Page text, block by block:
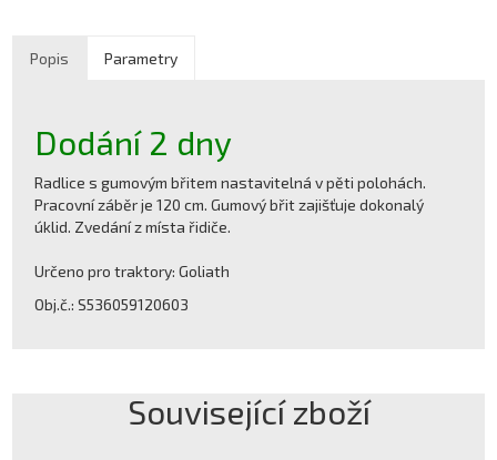
Popis Parametry
Dodání 2 dny
Radlice s gumovým břitem nastavitelná v pěti polohách.
Pracovní záběr je 120 cm. Gumový břit zajišťuje dokonalý
úklid. Zvedání z místa řidiče.
Určeno pro traktory: Goliath
Obj.č.: S536059120603
Související zboží